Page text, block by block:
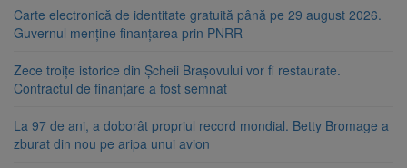
Carte electronică de identitate gratuită până pe 29 august 2026.
Guvernul menține finanțarea prin PNRR
Zece troițe istorice din Șcheii Brașovului vor fi restaurate.
Contractul de finanțare a fost semnat
La 97 de ani, a doborât propriul record mondial. Betty Bromage a
zburat din nou pe aripa unui avion